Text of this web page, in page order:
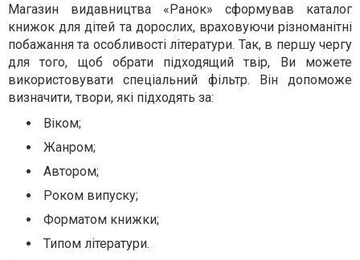
Магазин видавництва «Ранок» сформував каталог
книжок для дітей та дорослих, враховуючи різноманітні
побажання та особливості літератури. Так, в першу чергу
для того, щоб обрати підходящий твір, Ви можете
використовувати спеціальний фільтр. Він допоможе
визначити, твори, які підходять за:
Віком;
Жанром;
Автором;
Роком випуску;
Форматом книжки;
Типом літератури.